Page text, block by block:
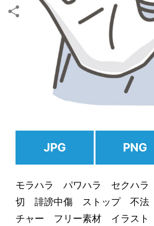
JPG PNG
モラハラ パワハラ セクハ
切 誹謗中傷 ストップ 不
チャー フリー素材 イラス
Copy